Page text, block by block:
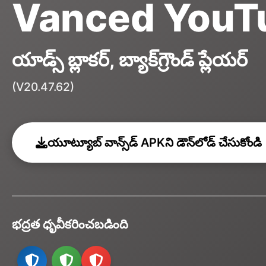
Vanced
యాడ్స్ బ్లాకర్, బ్యాక్‌గ్రౌండ్ ప్లేయర్
(V20.47.62)
యూట్యూబ్ వాన్స్‌డ్ APKని డౌన్‌లోడ్ చేసుకోండి
భద్రత ధృవీకరించబడింది